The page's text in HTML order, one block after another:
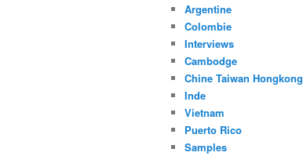
Argentine
Colombie
Interviews
Cambodge
Chine Taiwan Hongkong
Inde
Vietnam
Puerto Rico
Samples